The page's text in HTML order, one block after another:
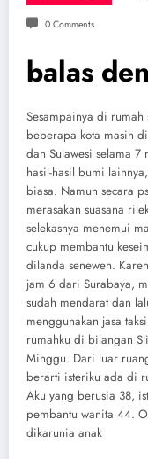
0 Comments
balas
Sesampainya di
beberapa kota masih
dan Sulawesi selama
hasil-hasil bumi
biasa. Namun secara
merasakan suasana
selekasnya menemui
cukup membantu
dilanda senewen.
jam 6 dari Surabaya,
sudah mendarat dan
menggunakan jasa
rumahku di bilangan
Minggu. Dari luar
berarti isteriku ada di
Aku yang berusia 38,
pembantu wanita 44.
dikarunia anak